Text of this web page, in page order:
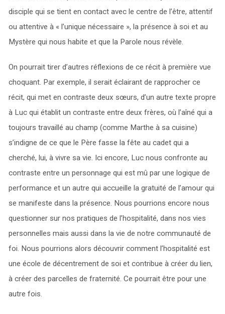
disciple qui se tient en contact avec le centre de l’être, attentif
ou attentive à « l’unique nécessaire », la présence à soi et au
Mystère qui nous habite et que la Parole nous révèle.
On pourrait tirer d’autres réflexions de ce récit à première vue
choquant. Par exemple, il serait éclairant de rapprocher ce
récit, qui met en contraste deux sœurs, d’un autre texte propre
à Luc qui établit un contraste entre deux frères, où l’aîné qui a
toujours travaillé au champ (comme Marthe à sa cuisine)
s’indigne de ce que le Père fasse la fête au cadet qui a
cherché, lui, à vivre sa vie. Ici encore, Luc nous confronte au
contraste entre un personnage qui est mû par une logique de
performance et un autre qui accueille la gratuité de l’amour qui
se manifeste dans la présence. Nous pourrions encore nous
questionner sur nos pratiques de l’hospitalité, dans nos vies
personnelles mais aussi dans la vie de notre communauté de
foi. Nous pourrions alors découvrir comment l’hospitalité est
une école de décentrement de soi et contribue à créer du lien,
à créer des parcelles de fraternité. Ce pourrait être pour une
autre fois.